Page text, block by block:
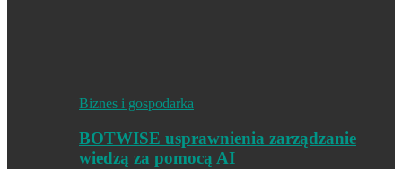
Biznes i gospodarka
BOTWISE usprawnienia zarządzanie
wiedzą za pomocą AI